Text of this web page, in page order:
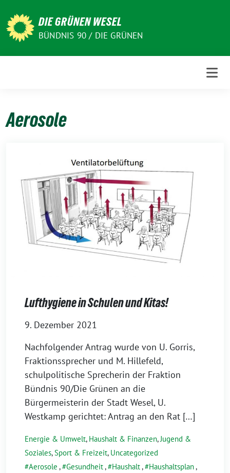
zum
Inhalt
DIE GRÜNEN WESEL
BÜNDNIS 90 / DIE GRÜNEN
Aerosole
Lufthygiene in Schulen und Kitas!
9. Dezember 2021
Nachfolgender Antrag wurde von U. Gorris,
Fraktionssprecher und M. Hillefeld,
schulpolitische Sprecherin der Fraktion
Bündnis 90/Die Grünen an die
Bürgermeisterin der Stadt Wesel, U.
Westkamp gerichtet: Antrag an den Rat […]
Energie & Umwelt, Haushalt & Finanzen,Jugend &
Soziales,Sport & Freizeit, Uncategorized
Aerosole , Gesundheit, Haushalt, Haushaltsplan,